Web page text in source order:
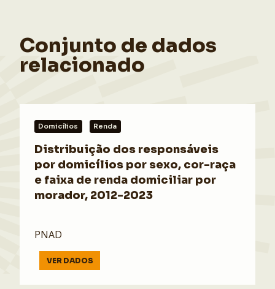
Conjunto de dados
relacionado
Domicílios Renda
Distribuição dos responsáveis
por domicílios por sexo, cor-raça
e faixa de renda domiciliar por
morador, 2012-2023
PNAD
VER DADOS